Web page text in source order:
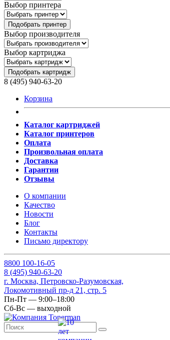
Выбор принтера
Подобрать принтер
Выбор производителя
Выбор картриджа
Подобрать картридж
8 (495) 940-63-20
Корзина
Каталог картриджей
Каталог принтеров
Оплата
Произвольная оплата
Доставка
Гарантии
Отзывы
О компании
Качество
Новости
Блог
Контакты
Письмо директору
8800 100-16-05
8 (495) 940-63-20
г. Москва, Петровско-Разумовская,
Локомотивный пр-д 21, стр. 5
Пн-Пт — 9:00–18:00
Сб-Вс — выходной